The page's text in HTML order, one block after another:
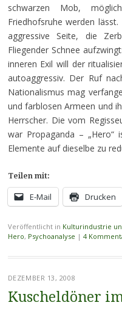
schwarzen Mob,
Friedhofsruhe werden
aggressive Seite, die
Fliegender Schnee
inneren Exil will der
autoaggressiv. Der Ruf
Nationalismus mag
und farblosen Armeen und
Herrscher. Die vom
war Propaganda – „Hero“
Elemente auf dieselbe zu
Teilen mit:
E-Mail Drucken
Veröffentlicht in Kulturindustrie
Hero, Psychoanalyse | 4
DEZEMBER 13, 2008
Kuscheldöner